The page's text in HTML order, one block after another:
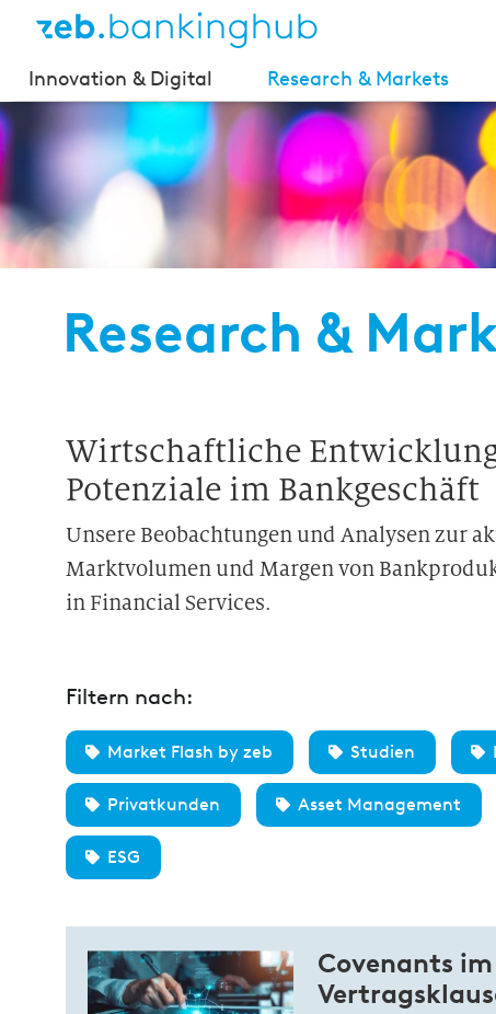
Innovation & Digital Research & Markets
Research &
Wirtschaftliche
Potenziale im Bankgeschäft
Unsere Beobachtungen und Analysen zur
Marktvolumen und Margen von
in Financial Services.
Filtern nach:
Market Flash by zeb Studien
Privatkunden Asset Management
ESG
Covenants